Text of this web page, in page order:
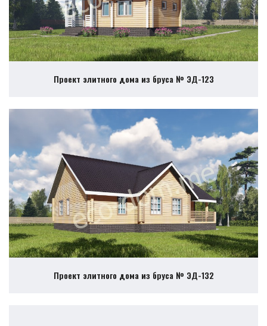
Проект элитного дома из бруса № ЭД-123
Проект элитного дома из бруса № ЭД-132